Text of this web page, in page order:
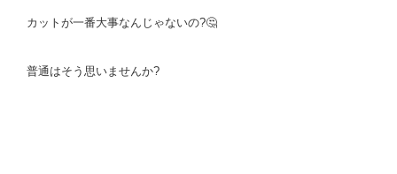
カットが一番大事なんじゃないの?🤔
普通はそう思いませんか?